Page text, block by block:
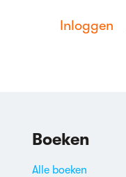
Inloggen
Boeken
Alle boeken